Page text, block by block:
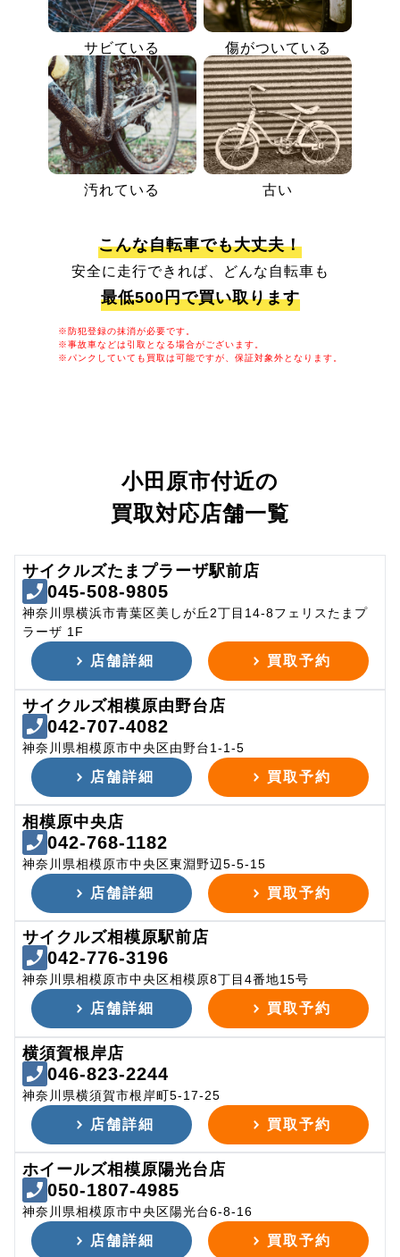
サビている 傷がついている
汚れている 古い
こんな自転車でも大丈夫！
安全に走行できれば、どんな自転車も
最低500円で買い取ります
※防犯登録の抹消が必要です。
※事故車などは引取となる場合がございます。
※パンクしていても買取は可能ですが、保証対象外となります。
小田原市付近の
買取対応店舗一覧
サイクルズたまプラーザ駅前店
045-508-9805
神奈川県横浜市青葉区美しが丘2丁目14-8フェリスたまプ
ラーザ 1F
店舗詳細 買取予約
サイクルズ相模原由野台店
042-707-4082
神奈川県相模原市中央区由野台1-1-5
店舗詳細 買取予約
相模原中央店
042-768-1182
神奈川県相模原市中央区東淵野辺5-5-15
店舗詳細 買取予約
サイクルズ相模原駅前店
042-776-3196
神奈川県相模原市中央区相模原8丁目4番地15号
店舗詳細 買取予約
横須賀根岸店
046-823-2244
神奈川県横須賀市根岸町5-17-25
店舗詳細 買取予約
ホイールズ相模原陽光台店
050-1807-4985
神奈川県相模原市中央区陽光台6-8-16
店舗詳細 買取予約